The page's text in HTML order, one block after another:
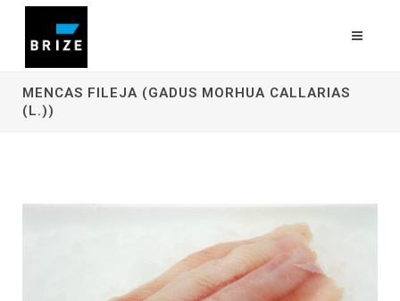
MENCAS FILEJA (GADUS MORHUA CALLARIAS
(L.))